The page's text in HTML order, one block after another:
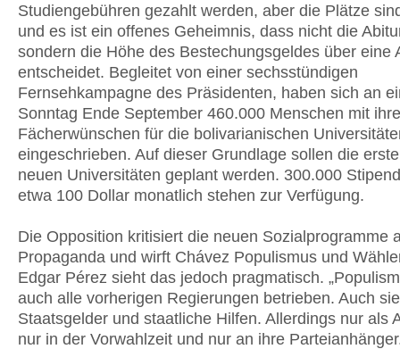
Studiengebühren gezahlt werden, aber die Plätze
und es ist ein offenes Geheimnis, dass nicht die
sondern die Höhe des Bestechungsgeldes über eine
entscheidet. Begleitet von einer sechsstündigen
Fernsehkampagne des Präsidenten, haben sich an
Sonntag Ende September 460.000 Menschen mit
Fächerwünschen für die bolivarianischen
eingeschrieben. Auf dieser Grundlage sollen die
neuen Universitäten geplant werden. 300.000
etwa 100 Dollar monatlich stehen zur Verfügung.
Die Opposition kritisiert die neuen Sozialprogramme
Propaganda und wirft Chávez Populismus und
Edgar Pérez sieht das jedoch pragmatisch.
auch alle vorherigen Regierungen betrieben. Auch
Staatsgelder und staatliche Hilfen. Allerdings nur als
nur in der Vorwahlzeit und nur an ihre